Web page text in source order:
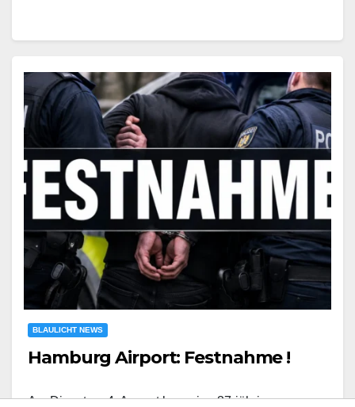
BLAULICHT NEWS
Hamburg Airport: Festnahme !
Am Dienstag, 4. August kam eine 37-jährige